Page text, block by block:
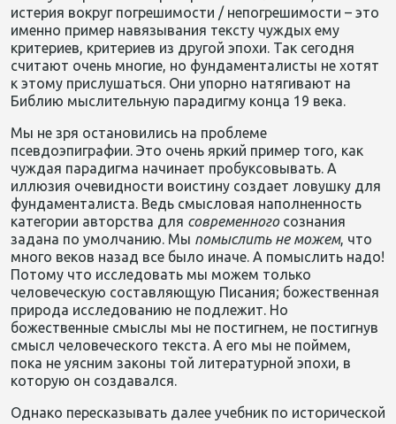
истерия вокруг погрешимости / непогрешимости – это
именно пример навязывания тексту чуждых ему
критериев, критериев из другой эпохи. Так сегодня
считают очень многие, но фундаменталисты не хотят
к этому прислушаться. Они упорно натягивают на
Библию мыслительную парадигму конца 19 века.
Мы не зря остановились на проблеме
псевдоэпиграфии. Это очень яркий пример того, как
чуждая парадигма начинает пробуксовывать. А
иллюзия очевидности воистину создает ловушку для
фундаменталиста. Ведь смысловая наполненность
категории авторства для современногосознания
задана по умолчанию. Мы помыслить не можем, что
много веков назад все было иначе. А помыслить надо!
Потому что исследовать мы можем только
человеческую составляющую Писания; божественная
природа исследованию не подлежит. Но
божественные смыслы мы не постигнем, не постигнув
смысл человеческого текста. А его мы не поймем,
пока не уясним законы той литературной эпохи, в
которую он создавался.
Однако пересказывать далее учебник по исторической